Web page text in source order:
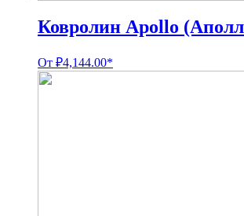
Ковролин Apollo
От ₽4,144.00*